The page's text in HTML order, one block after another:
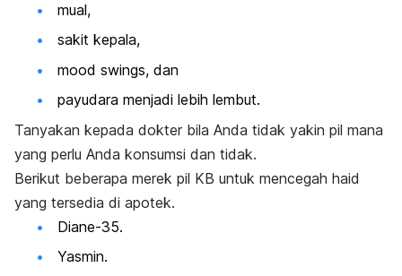
mual,
sakit kepala,
mood swings, dan
payudara menjadi lebih lembut.
Tanyakan kepada dokter bila Anda tidak yakin pil mana
yang perlu Anda konsumsi dan tidak.
Berikut beberapa merek pil KB untuk mencegah haid
yang tersedia di apotek.
Diane-35.
Yasmin.